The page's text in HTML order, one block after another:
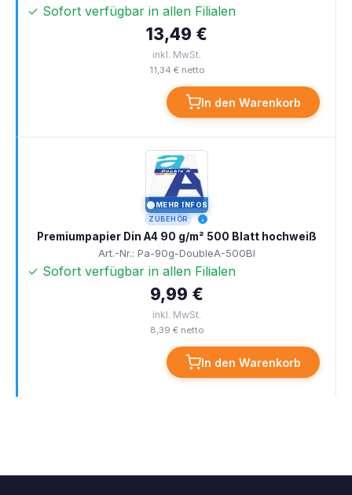
✓ Sofort verfügbar in allen Filialen
13,49 €
inkl. MwSt.
11,34 € netto
In den Warenkorb
MEHR INFOS
ZUBEHÖR
Premiumpapier Din A4 90 g/m² 500 Blatt hochweiß
Art.-Nr.: Pa-90g-DoubleA-500Bl
✓ Sofort verfügbar in allen Filialen
9,99 €
inkl. MwSt.
8,39 € netto
In den Warenkorb